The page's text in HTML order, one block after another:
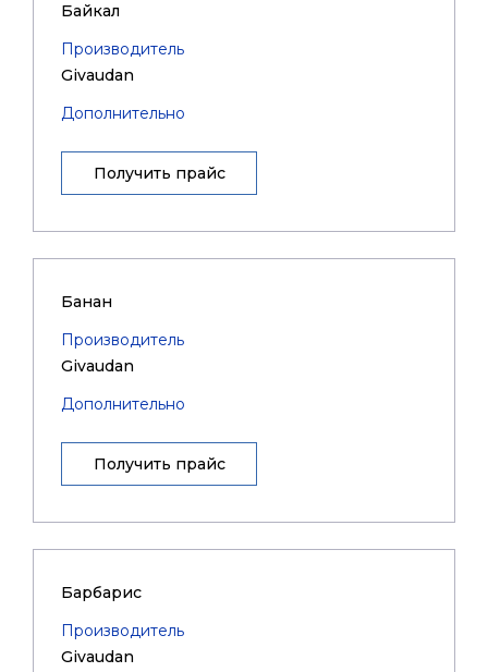
Байкал
Производитель
Givaudan
Дополнительно
Получить прайс
Банан
Производитель
Givaudan
Дополнительно
Получить прайс
Барбарис
Производитель
Givaudan